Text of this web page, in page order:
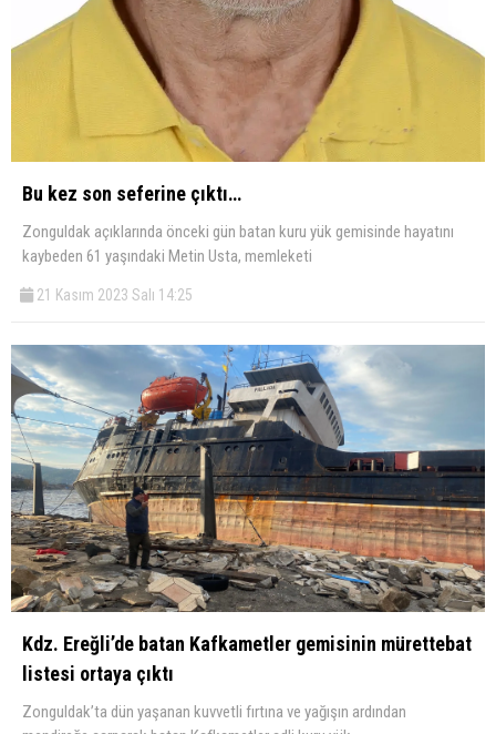
Bu kez son seferine çıktı…
Zonguldak açıklarında önceki gün batan kuru yük gemisinde hayatını
kaybeden 61 yaşındaki Metin Usta, memleketi
21 Kasım 2023 Salı 14:25
Kdz. Ereğli’de batan Kafkametler gemisinin mürettebat
listesi ortaya çıktı
Zonguldak’ta dün yaşanan kuvvetli fırtına ve yağışın ardından